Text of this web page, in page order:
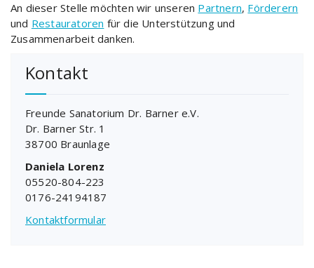
An dieser Stelle möchten wir unseren Partnern, Förderern
und Restauratoren für die Unterstützung und
Zusammenarbeit danken.
Kontakt
Freunde Sanatorium Dr. Barner e.V.
Dr. Barner Str. 1
38700 Braunlage
Daniela Lorenz
05520-804-223
0176-24194187
Kontaktformular